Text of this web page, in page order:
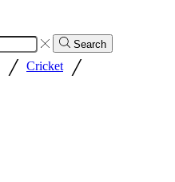
Search
/ Cricket /